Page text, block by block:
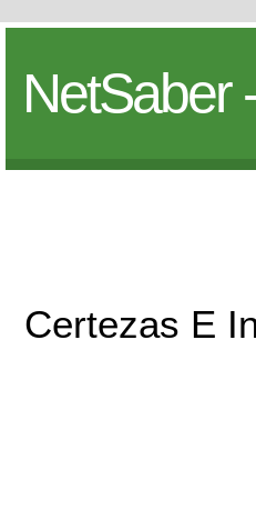
NetSaber
Certezas E